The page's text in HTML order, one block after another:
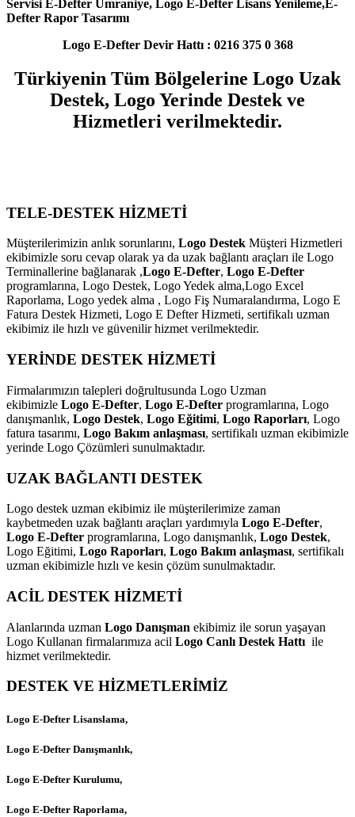
Servisi E-Defter Ümraniye, Logo E-Defter Lisans Yenileme,E-
Defter Rapor Tasarımı
Logo E-Defter Devir Hattı : 0216 375 0 368
Türkiyenin Tüm Bölgelerine Logo Uzak
Destek, Logo Yerinde Destek ve
Hizmetleri verilmektedir.
TELE-DESTEK HİZMETİ
Müşterilerimizin anlık sorunlarını, Logo Destek Müşteri Hizmetleri
ekibimizle soru cevap olarak ya da uzak bağlantı araçları ile Logo
Terminallerine bağlanarak ,Logo E-Defter, Logo E-Defter
programlarına, Logo Destek, Logo Yedek alma,Logo Excel
Raporlama, Logo yedek alma , Logo Fiş Numaralandırma, Logo E
Fatura Destek Hizmeti, Logo E Defter Hizmeti, sertifikalı uzman
ekibimiz ile hızlı ve güvenilir hizmet verilmektedir.
YERİNDE DESTEK HİZMETİ
Firmalarımızın talepleri doğrultusunda Logo Uzman
ekibimizle Logo E-Defter, Logo E-Defter programlarına, Logo
danışmanlık, Logo Destek, Logo Eğitimi, Logo Raporları, Logo
fatura tasarımı, Logo Bakım anlaşması, sertifikalı uzman ekibimizle
yerinde Logo Çözümleri sunulmaktadır.
UZAK BAĞLANTI DESTEK
Logo destek uzman ekibimiz ile müşterilerimize zaman
kaybetmeden uzak bağlantı araçları yardımıyla Logo E-Defter,
Logo E-Defter programlarına, Logo danışmanlık, Logo Destek,
Logo Eğitimi, Logo Raporları, Logo Bakım anlaşması, sertifikalı
uzman ekibimizle hızlı ve kesin çözüm sunulmaktadır.
ACİL DESTEK HİZMETİ
Alanlarında uzman Logo Danışman ekibimiz ile sorun yaşayan
Logo Kullanan firmalarımıza acil Logo Canlı Destek Hattı ile
hizmet verilmektedir.
DESTEK VE HİZMETLERİMİZ
Logo E-Defter Lisanslama,
Logo E-Defter Danışmanlık,
Logo E-Defter Kurulumu,
Logo E-Defter Raporlama,